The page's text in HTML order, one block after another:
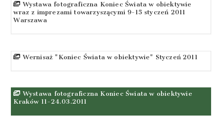
Wystawa fotograficzna Koniec Świata w obiektywie
wraz z imprezami towarzyszącymi 9-15 styczeń 2011
Warszawa
Wernisaż "Koniec Świata w obiektywie" Styczeń 2011
Wystawa fotograficzna Koniec Świata w obiektywie
Kraków 11-24.03.2011